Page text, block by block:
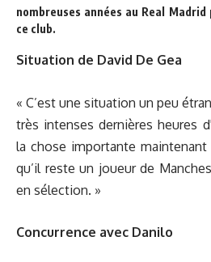
nombreuses années au Real
ce club.
Situation de David De Gea
« C’est une situation un peu
très intenses dernières heures
la chose importante maintenant
qu’il reste un joueur de
en sélection. »
Concurrence avec Danilo